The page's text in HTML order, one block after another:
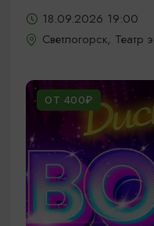
18.09.2026 19:00
Светлогорск, Театр
ОТ 400₽